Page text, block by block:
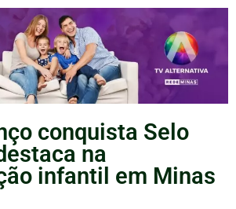
conquista Selo
na
infantil em Minas